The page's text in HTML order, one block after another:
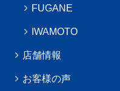
FUGANE
IWAMOTO
店舗情報
お客様の声